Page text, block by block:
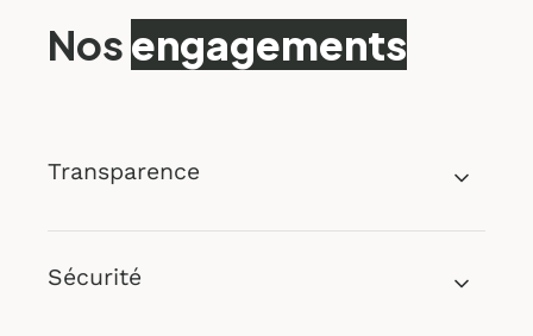
Nosengagements
Transparence
Sécurité